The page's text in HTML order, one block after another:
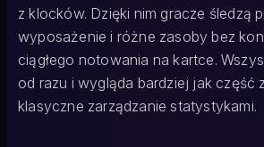
z klocków. Dzięki nim gracze śledzą
wyposażenie i różne zasoby bez
ciągłego notowania na kartce.
od razu i wygląda bardziej jak część
klasyczne zarządzanie statystykami.